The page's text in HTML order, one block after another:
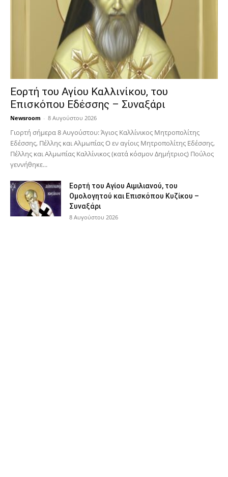
Εορτή του Αγίου Καλλινίκου, του
Επισκόπου Εδέσσης – Συναξάρι
Newsroom - 8 Αυγούστου 2026
Γιορτή σήμερα 8 Αυγούστου: Άγιος Καλλίνικος Μητροπολίτης
Εδέσσης, Πέλλης και Αλμωπίας Ο εν αγίοις Μητροπολίτης Εδέσσης,
Πέλλης και Αλμωπίας Καλλίνικος (κατά κόσμον Δημήτριος) Πούλος
γεννήθηκε...
Εορτή του Αγίου Αιμιλιανού, του
Ομολογητού και Επισκόπου Κυζίκου –
Συναξάρι
8 Αυγούστου 2026